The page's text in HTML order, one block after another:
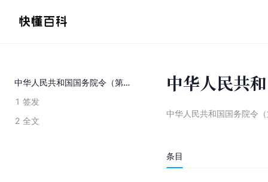
中华人民共和国国务院令（第378号）
1 签发
2 全文
中华人民共
中华人民共和国国务院令
条目